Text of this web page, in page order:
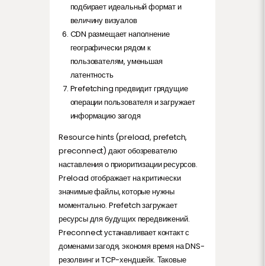
подбирает идеальный формат и
величину визуалов
CDN размещает наполнение
географически рядом к
пользователям, уменьшая
латентность
Prefetching предвидит грядущие
операции пользователя и загружает
информацию загодя
Resource hints (preload, prefetch,
preconnect) дают обозревателю
наставления о приоритизации ресурсов.
Preload отображает на критически
значимые файлы, которые нужны
моментально. Prefetch загружает
ресурсы для будущих передвижений.
Preconnect устанавливает контакт с
доменами загодя, экономя время на DNS-
резолвинг и TCP-хендшейк. Таковые